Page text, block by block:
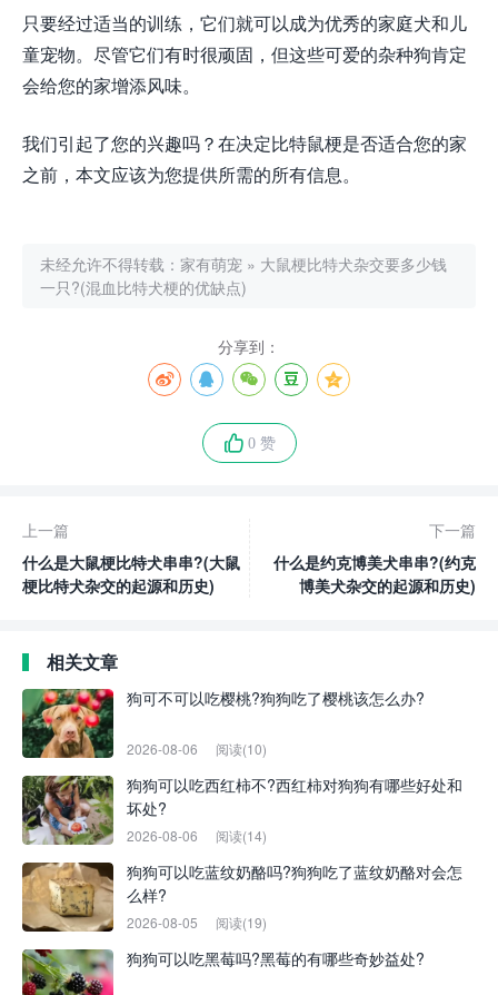
只要经过适当的训练，它们就可以成为优秀的家庭犬和儿
童宠物。尽管它们有时很顽固，但这些可爱的杂种狗肯定
会给您的家增添风味。
我们引起了您的兴趣吗？在决定比特鼠梗是否适合您的家
之前，本文应该为您提供所需的所有信息。
未经允许不得转载： 家有萌宠 » 大鼠梗比特犬杂交要多少钱
一只?(混血比特犬梗的优缺点)
分享到：
0 赞
上一篇
什么是大鼠梗比特犬串串?(大鼠
梗比特犬杂交的起源和历史)
下一篇
什么是约克博美犬串串?(约克
博美犬杂交的起源和历史)
相关文章
狗可不可以吃樱桃?狗狗吃了樱桃该怎么办?
2026-08-06 阅读(10)
狗狗可以吃西红柿不?西红柿对狗狗有哪些好处和
坏处?
2026-08-06 阅读(14)
狗狗可以吃蓝纹奶酪吗?狗狗吃了蓝纹奶酪对会怎
么样?
2026-08-05 阅读(19)
狗狗可以吃黑莓吗?黑莓的有哪些奇妙益处?